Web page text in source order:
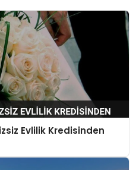
Evlilik Kredisinden